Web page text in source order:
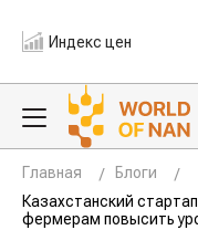
Индекс цен
Главная
Блоги
Казахстанский
фермерам повысить